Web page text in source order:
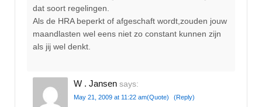
dat soort regelingen.
Als de HRA beperkt of afgeschaft wordt,zouden jouw
maandlasten wel eens niet zo constant kunnen zijn
als jij wel denkt.
W . Jansen says:
May 21, 2009 at 11:22 am(Quote) (Reply)